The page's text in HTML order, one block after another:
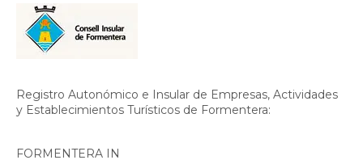
Registro Autonómico e Insular de Empresas, Actividades
y Establecimientos Turísticos de Formentera:
FORMENTERA IN